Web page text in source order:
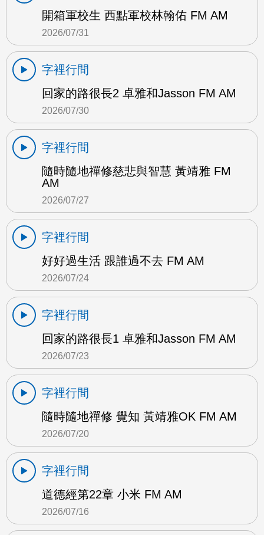
開箱軍校生 西點軍校林翰佑 FM AM
2026/07/31
字裡行間
回家的路很長2 卓雅和Jasson FM AM
2026/07/30
字裡行間
隨時隨地禪修慈悲與智慧 黃靖雅 FM
AM
2026/07/27
字裡行間
好好過生活 跟誰過不去 FM AM
2026/07/24
字裡行間
回家的路很長1 卓雅和Jasson FM AM
2026/07/23
字裡行間
隨時隨地禪修 覺知 黃靖雅OK FM AM
2026/07/20
字裡行間
道德經第22章 小米 FM AM
2026/07/16